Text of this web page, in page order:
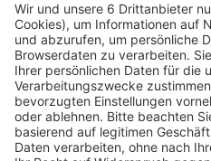
79312 Emmendingen
Telefon: +49 7641 / 52244
Email:info@betten-jundt.de
Website